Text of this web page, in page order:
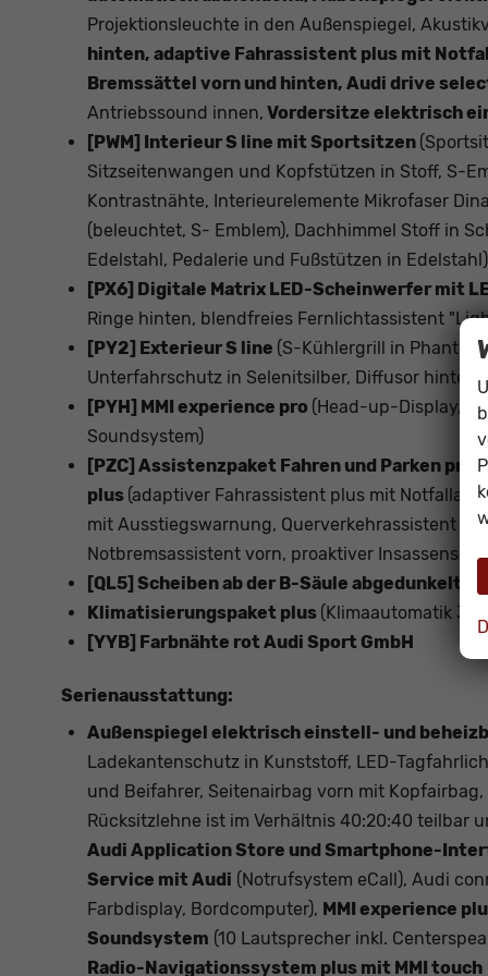
Projektionsleuchte in den Außenspiegel,
hinten, adaptive Fahrassistent plus mit
Bremssättel vorn und hinten, Audi drive
Antriebssound innen, Vordersitze elektrisch
[PWM] Interieur S line mit Sportsitzen
Sitzseitenwangen und Kopfstützen in Stoff, S-
Kontrastnähte, Interieurelemente Mikrofaser
(beleuchtet, S- Emblem), Dachhimmel Stoff in
Edelstahl, Pedalerie und Fußstützen in Edelstahl)
[PX6] Digitale Matrix LED-Scheinwerfer mit
Ringe hinten, blendfreies Fernlichtassistent
[PY2] Exterieur S line (S-Kühlergrill in
Unterfahrschutz in Selenitsilber, Diffusor hinten
[PYH] MMI experience pro (Head-up-Display,
Soundsystem)
[PZC] Assistenzpaket Fahren und Parken
plus (adaptiver Fahrassistent plus mit
mit Ausstiegswarnung, Querverkehrassistent
Notbremsassistent vorn, proaktiver
[QL5] Scheiben ab der B-Säule abgedunkelt
Klimatisierungspaket plus (Klimaautomatik 3-
[YYB] Farbnähte rot Audi Sport GmbH
Serienausstattung:
Außenspiegel elektrisch einstell- und
Ladekantenschutz in Kunststoff, LED-
und Beifahrer, Seitenairbag vorn mit
Rücksitzlehne ist im Verhältnis 40:20:40 teilbar
Audi Application Store und Smartphone-
Service mit Audi (Notrufsystem eCall), Audi
Farbdisplay, Bordcomputer), MMI experience
Soundsystem (10 Lautsprecher inkl.
Radio-Navigationssystem plus mit MMI touch